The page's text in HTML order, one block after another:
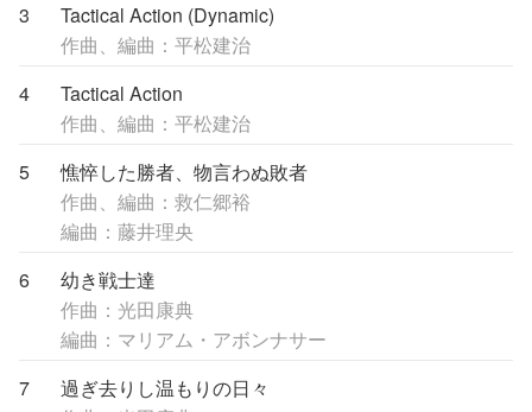
3
Tactical Action (Dynamic)
作曲、編曲：平松建治
4
Tactical Action
作曲、編曲：平松建治
5
憔悴した勝者、物言わぬ敗者
作曲、編曲：救仁郷裕
編曲：藤井理央
6
幼き戦士達
作曲：光田康典
編曲：マリアム・アボンナサー
7
過ぎ去りし温もりの日々